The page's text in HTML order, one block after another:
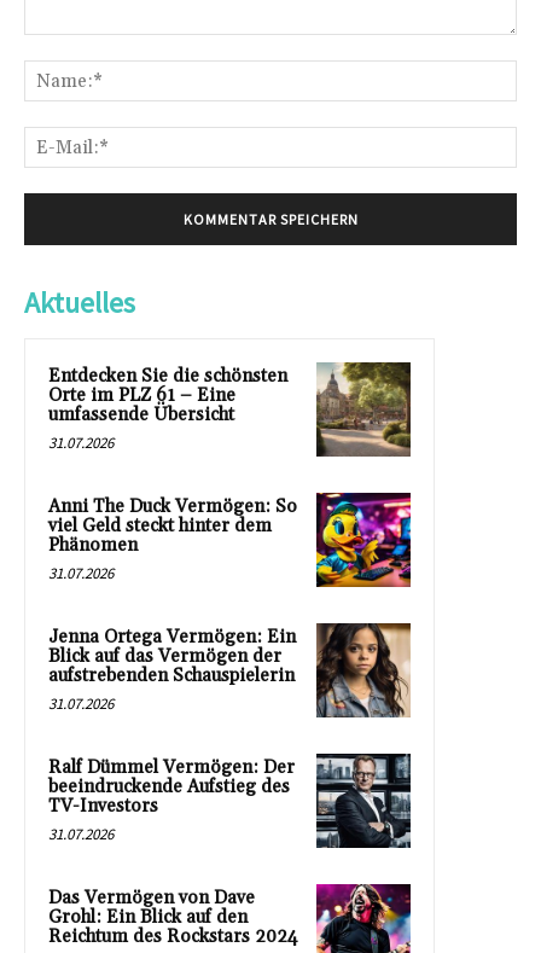
Aktuelles
Entdecken Sie die schönsten
Orte im PLZ 61 – Eine
umfassende Übersicht
31.07.2026
Anni The Duck Vermögen: So
viel Geld steckt hinter dem
Phänomen
31.07.2026
Jenna Ortega Vermögen: Ein
Blick auf das Vermögen der
aufstrebenden Schauspielerin
31.07.2026
Ralf Dümmel Vermögen: Der
beeindruckende Aufstieg des
TV-Investors
31.07.2026
Das Vermögen von Dave
Grohl: Ein Blick auf den
Reichtum des Rockstars 2024